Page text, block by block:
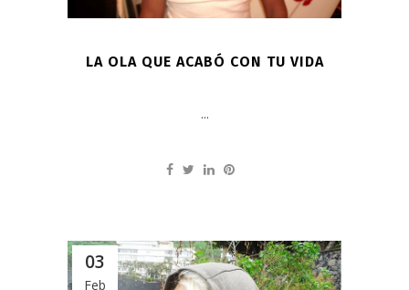
LA OLA QUE ACABÓ CON TU VIDA
...
03
Feb